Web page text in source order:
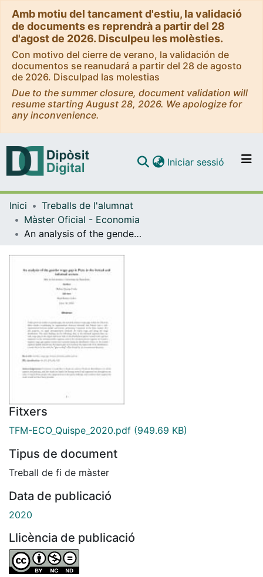
Amb motiu del tancament d'estiu, la validació
de documents es reprendrà a partir del 28
d'agost de 2026. Disculpeu les molèsties.
Con motivo del cierre de verano, la validación de
documentos se reanudará a partir del 28 de agosto
de 2026. Disculpad las molestias
Due to the summer closure, document validation will
resume starting August 28, 2026. We apologize for
any inconvenience.
Navega per tot el DD
Com publicar
Contacte
Iniciar sessió (current)
Inici
Treballs de l'alumnat
Màster Oficial - Economia
An analysis of the gender wage gap in Peru in the formal and informal sectors
Fitxers
TFM-ECO_Quispe_2020.pdf (949.69 KB)
Tipus de document
Treball de fi de màster
Data de publicació
2020
Llicència de publicació